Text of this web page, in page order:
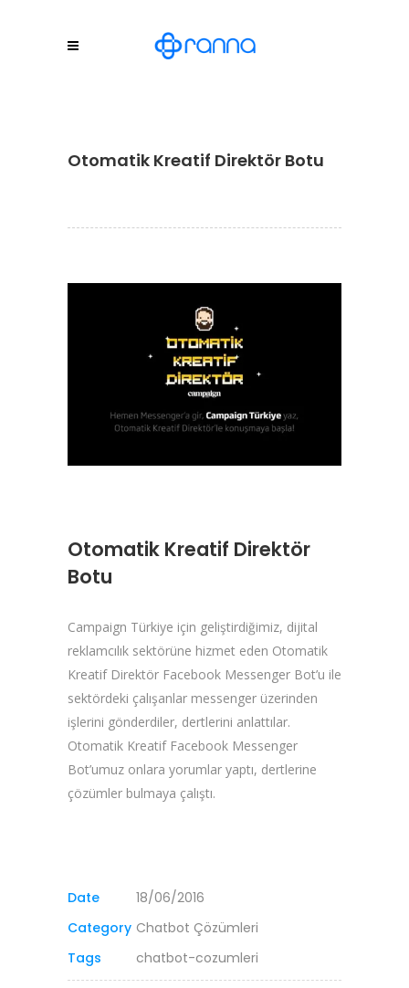
Otomatik Kreatif Direktör Botu
Otomatik Kreatif Direktör
Botu
Campaign Türkiye için geliştirdiğimiz, dijital
reklamcılık sektörüne hizmet eden Otomatik
Kreatif Direktör Facebook Messenger Bot’u ile
sektördeki çalışanlar messenger üzerinden
işlerini gönderdiler, dertlerini anlattılar.
Otomatik Kreatif Facebook Messenger
Bot’umuz onlara yorumlar yaptı, dertlerine
çözümler bulmaya çalıştı.
Date
18/06/2016
Category Chatbot Çözümleri
Tags
chatbot-cozumleri